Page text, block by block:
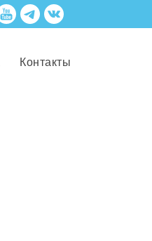
Контакты